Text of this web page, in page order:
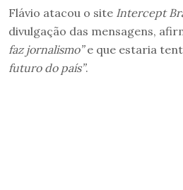
Flávio atacou o site Intercept
divulgação das mensagens,
faz jornalismo”e que estaria
futuro do país”.